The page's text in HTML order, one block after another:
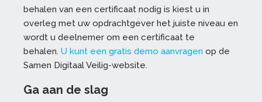
behalen van een certificaat nodig is kiest u in
overleg met uw opdrachtgever het juiste niveau en
wordt u deelnemer om een certificaat te
behalen. U kunt een gratis demo aanvragen op de
Samen Digitaal Veilig-website.
Ga aan de slag